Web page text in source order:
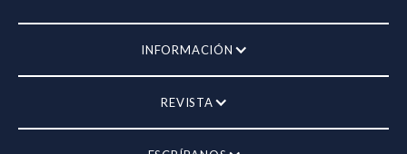
INFORMACIÓN
REVISTA